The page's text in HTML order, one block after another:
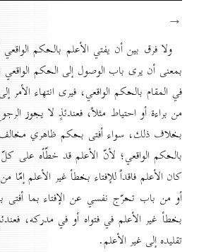
→
ولا فرق بين أن يفتي الأعلم بالحكم
بمعنى أن يرى باب الوصول إلى الحكم
في المقام بالحكم الواقعي، فيرى انتهاء الأمر
من براءة أو احتياط مثلاً، فعندئذٍ لا يجوز
بخلاف ذلك، سواء أفتى بحكم ظاهري مخالف
بالحكم الواقعي؛ لأنّ الأعلم قد خطّأه على
كان الأعلم فاقداً للإفتاء بخطأ غير الأعلم
أو من باب تحرّج نفسي عن الإفتاء بما أفتى
بخطأ غير الأعلم في فتواه أو في مدركه،
تقليده إلى غير الأعلم.